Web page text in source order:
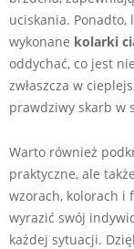
uciskania. Ponadto,
wykonane kolarki
oddychać, co jest
zwłaszcza w
prawdziwy skarb w
Warto również
praktyczne, ale
wzorach, kolorach i
wyrazić swój
każdej sytuacji.